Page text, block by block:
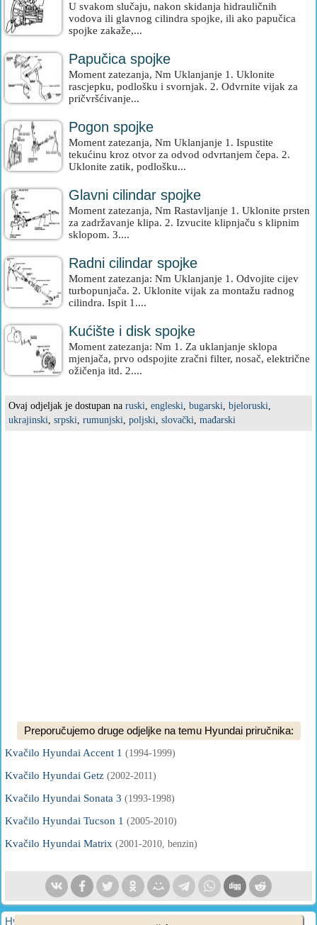
U svakom slučaju, nakon skidanja hidrauličnih
vodova ili glavnog cilindra spojke, ili ako papučica
spojke zakaže,...
Papučica spojke
Moment zatezanja, Nm Uklanjanje 1. Uklonite
rascjepku, podlošku i svornjak. 2. Odvrnite vijak za
pričvršćivanje...
Pogon spojke
Moment zatezanja, Nm Uklanjanje 1. Ispustite
tekućinu kroz otvor za odvod odvrtanjem čepa. 2.
Uklonite zatik, podlošku...
Glavni cilindar spojke
Moment zatezanja, Nm Rastavljanje 1. Uklonite prsten
za zadržavanje klipa. 2. Izvucite klipnjaču s klipnim
sklopom. 3....
Radni cilindar spojke
Moment zatezanja: Nm Uklanjanje 1. Odvojite cijev
turbopunjača. 2. Uklonite vijak za montažu radnog
cilindra. Ispit 1....
Kućište i disk spojke
Moment zatezanja: Nm 1. Za uklanjanje sklopa
mjenjača, prvo odspojite zračni filter, nosač, električne
ožičenja itd. 2....
Ovaj odjeljak je dostupan na ruski, engleski, bugarski, bjeloruski,
ukrajinski, srpski, rumunjski, poljski, slovački, mađarski
Preporučujemo druge odjeljke na temu Hyundai priručnika:
Kvačilo Hyundai Accent 1 (1994-1999)
Kvačilo Hyundai Getz (2002-2011)
Kvačilo Hyundai Sonata 3 (1993-1998)
Kvačilo Hyundai Tucson 1 (2005-2010)
Kvačilo Hyundai Matrix (2001-2010, benzin)
HyundaiBook.ru © 2018-2026